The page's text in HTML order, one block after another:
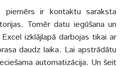
piemērs ir kontaktu saraksta
Tomēr datu iegūšana un
izklājlapā darbojas tikai ar
daudz laika. Lai apstrādātu
automatizācija. Un šeit